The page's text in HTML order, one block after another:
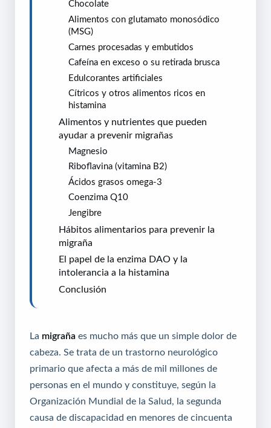
Chocolate
Alimentos con glutamato monosódico
(MSG)
Carnes procesadas y embutidos
Cafeína en exceso o su retirada brusca
Edulcorantes artificiales
Cítricos y otros alimentos ricos en
histamina
Alimentos y nutrientes que pueden
ayudar a prevenir migrañas
Magnesio
Riboflavina (vitamina B2)
Ácidos grasos omega-3
Coenzima Q10
Jengibre
Hábitos alimentarios para prevenir la
migraña
El papel de la enzima DAO y la
intolerancia a la histamina
Conclusión
La migraña es mucho más que un simple dolor de
cabeza. Se trata de un trastorno neurológico
primario que afecta a más de mil millones de
personas en el mundo y constituye, según la
Organización Mundial de la Salud, la segunda
causa de discapacidad en menores de cincuenta